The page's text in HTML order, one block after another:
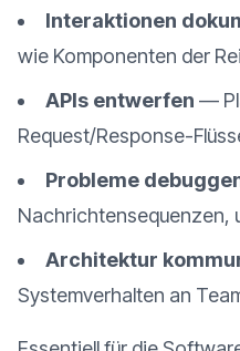
Interaktionen
wie Komponenten der
APIs entwerfen —
Request/Response-
Probleme
Nachrichtensequenzen,
Architektur
Systemverhalten an